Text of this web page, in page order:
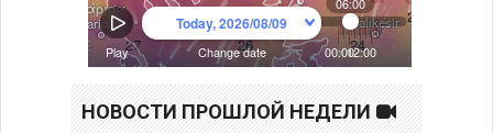
НОВОСТИ ПРОШЛОЙ НЕДЕЛИ